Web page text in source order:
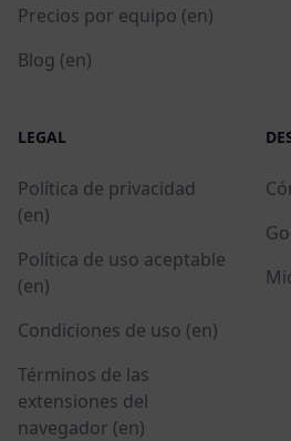
Precios por equipo (en)
Blog (en)
LEGAL
Política de privacidad
(en)
Política de uso aceptable
(en)
Condiciones de uso (en)
Términos de las
extensiones del
navegador (en)